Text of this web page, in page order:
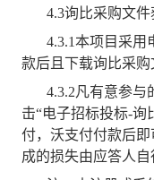
4.3询比采购文件
4.3.1本项目采用
款后且下载询比采购
4.3.2凡有意参与
击“电子招标投标-询
付，沃支付付款后
成的损失由应答人自